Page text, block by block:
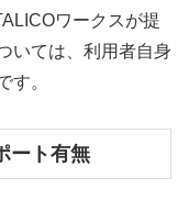
ワークスが提
いては、利用者自身
す。
ート有無